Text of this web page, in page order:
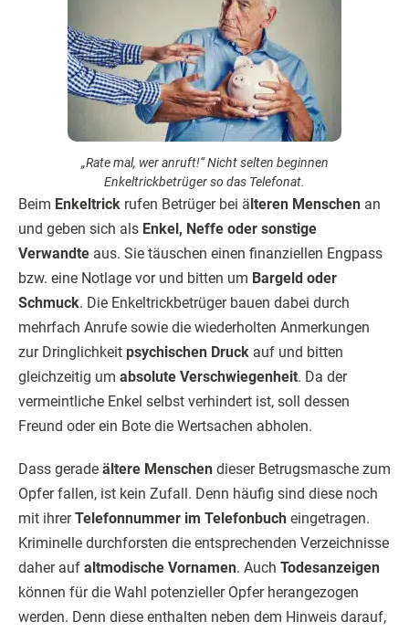
„Rate mal, wer anruft!“ Nicht selten beginnen
Enkeltrickbetrüger so das Telefonat.
Beim Enkeltrick rufen Betrüger bei älteren Menschen an
und geben sich als Enkel, Neffe oder sonstige
Verwandte aus. Sie täuschen einen finanziellen Engpass
bzw. eine Notlage vor und bitten um Bargeld oder
Schmuck. Die Enkeltrickbetrüger bauen dabei durch
mehrfach Anrufe sowie die wiederholten Anmerkungen
zur Dringlichkeit psychischen Druck auf und bitten
gleichzeitig um absolute Verschwiegenheit. Da der
vermeintliche Enkel selbst verhindert ist, soll dessen
Freund oder ein Bote die Wertsachen abholen.
Dass gerade ältere Menschen dieser Betrugsmasche zum
Opfer fallen, ist kein Zufall. Denn häufig sind diese noch
mit ihrerTelefonnummer im Telefonbuch eingetragen.
Kriminelle durchforsten die entsprechenden Verzeichnisse
daher auf altmodische Vornamen. Auch Todesanzeigen
können für die Wahl potenzieller Opfer herangezogen
werden. Denn diese enthalten neben dem Hinweis darauf,